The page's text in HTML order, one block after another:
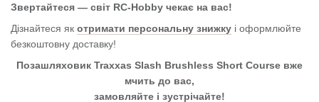
Звертайтеся — світ RC-Hobby чекає на вас!
Дізнайтеся як отримати персональну знижкуі оформлюйте
безкоштовну доставку!
Позашляховик Traxxas Slash Brushless Short Course вже
мчить до вас,
замовляйте і зустрічайте!